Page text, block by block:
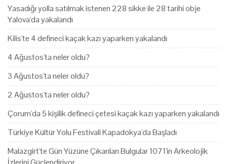
Yasadığı yolla satılmak istenen 228 sikke ile 28 tarihi obje
Yalova'da yakalandı
Kilis'te 4 defineci kaçak kazı yaparken yakalandı
4 Ağustos'ta neler oldu?
3 Ağustos'ta neler oldu?
2 Ağustos'ta neler oldu?
Çorum'da 5 kişilik defineci çetesi kaçak kazı yaparken yakalandı
Türkiye Kültür Yolu Festivali Kapadokya'da Başladı
Malazgirt'te Gün Yüzüne Çıkarılan Bulgular 1071'in Arkeolojik